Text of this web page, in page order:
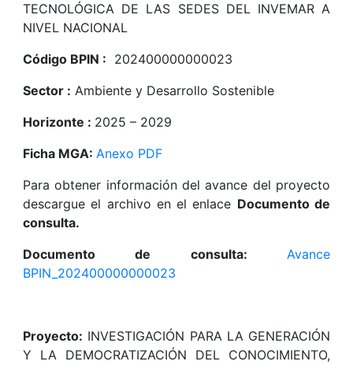
TECNOLÓGICA DE LAS SEDES DEL INVEMAR A
NIVEL NACIONAL
Código BPIN : 202400000000023
Sector : Ambiente y Desarrollo Sostenible
Horizonte : 2025 – 2029
Ficha MGA: Anexo PDF
Para obtener información del avance del proyecto
descargue el archivo en el enlace Documento de
consulta.
Documento de consulta: Avance
BPIN_202400000000023
Proyecto: INVESTIGACIÓN PARA LA GENERACIÓN
Y LA DEMOCRATIZACIÓN DEL CONOCIMIENTO,